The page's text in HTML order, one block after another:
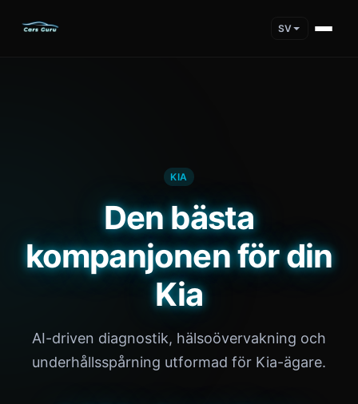
SV
KIA
Den bästa
kompanjonen för din
Kia
AI-driven diagnostik, hälsoövervakning och
underhållsspårning utformad för Kia-ägare.